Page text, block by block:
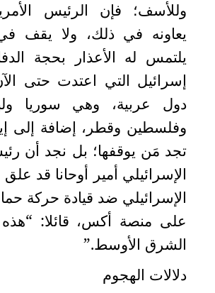
وللأسف؛ فإن الرئيس
يعاونه في ذلك، ولا يقف
يلتمس له الأعذار بحجة
إسرائيل التي اعتدت حتى
دول عربية، وهي سوريا
وفلسطين وقطر، إضافة إلى
تجد مَن يوقفها؛ بل نجد أن
الإسرائيلي أمير أوحانا قد
الإسرائيلي ضد قيادة حركة
على منصة أكس، قائلا:
الشرق الأوسط”.
دلالات الهجوم